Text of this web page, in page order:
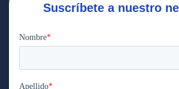
Suscríbete a nuestro